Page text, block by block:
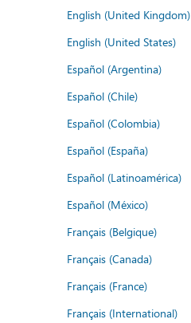
English (United Kingdom)
English (United States)
Español (Argentina)
Español (Chile)
Español (Colombia)
Español (España)
Español (Latinoamérica)
Español (México)
Français (Belgique)
Français (Canada)
Français (France)
Français (International)